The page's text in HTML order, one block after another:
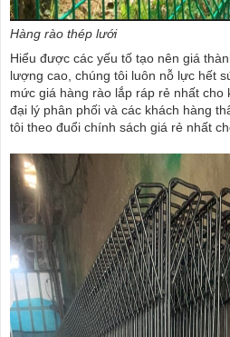
Hàng rào thép lưới
Hiểu được các yếu tố tạo nên giá
lượng cao, chúng tôi luôn nỗ lực hết
mức giá hàng rào lắp ráp rẻ nhất cho
đại lý phân phối và các khách hàng
tôi theo đuổi chính sách giá rẻ nhất